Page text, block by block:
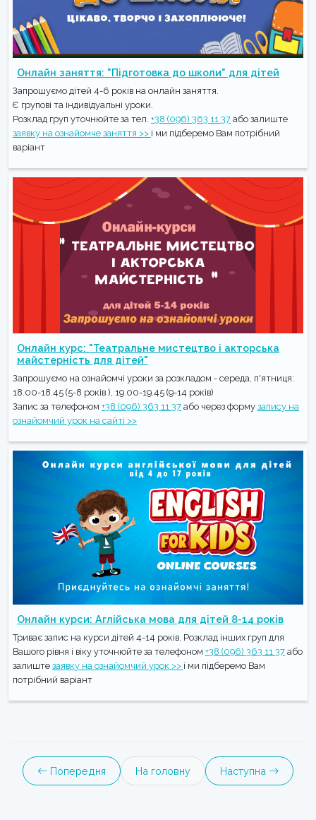
Онлайн заняття: "Підготовка до школи" для дітей
Запрошуємо дітей 4-6 років на онлайн заняття.
Є групові та індивідуальні уроки.
Розклад груп уточнюйте за тел. +38 (096) 363 11 37 або залиште
заявку на ознайомче заняття >> і ми підберемо Вам потрібний
варіант
Онлайн курс: "Театральне мистецтво і акторська
майстерність для дітей"
Запрошуємо на ознайомчі уроки за розкладом - середа, п'ятниця:
18.00-18.45 (5-8 років ), 19.00-19.45 (9-14 років)
Запис за телефоном +38 (096) 363 11 37 або через форму запису на
ознайомчий урок на сайті >>
Онлайн курси: Аглійська мова для дітей 8-14 років
Триває запис на курси дітей 4-14 років. Розклад інших груп для
Вашого рівня і віку уточнюйте за телефоном +38 (096) 363 11 37 або
залиште заявку на ознайомчий урок >> і ми підберемо Вам
потрібний варіант
Попередня На головну Наступна